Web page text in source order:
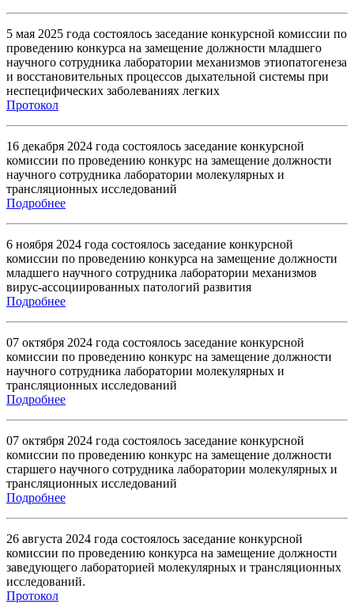
5 мая 2025 года состоялось заседание конкурсной комиссии по
проведению конкурса на замещение должности младшего
научного сотрудника лаборатории механизмов этиопатогенеза
и восстановительных процессов дыхательной системы при
неспецифических заболеваниях легких
Протокол
16 декабря 2024 года состоялось заседание конкурсной
комиссии по проведению конкурс на замещение должности
научного сотрудника лаборатории молекулярных и
трансляционных исследований
Подробнее
6 ноября 2024 года состоялось заседание конкурсной
комиссии по проведению конкурса на замещение должности
младшего научного сотрудника лаборатории механизмов
вирус-ассоциированных патологий развития
Подробнее
07 октября 2024 года состоялось заседание конкурсной
комиссии по проведению конкурс на замещение должности
научного сотрудника лаборатории молекулярных и
трансляционных исследований
Подробнее
07 октября 2024 года состоялось заседание конкурсной
комиссии по проведению конкурс на замещение должности
старшего научного сотрудника лаборатории молекулярных и
трансляционных исследований
Подробнее
26 августа 2024 года состоялось заседание конкурсной
комиссии по проведению конкурса на замещение должности
заведующего лабораторией молекулярных и трансляционных
исследований.
Протокол